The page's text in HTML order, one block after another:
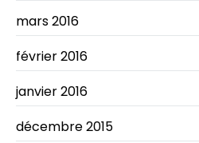
mars 2016
février 2016
janvier 2016
décembre 2015